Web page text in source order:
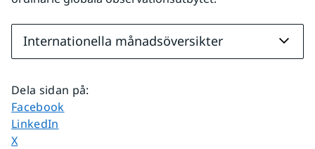
Internationella månadsöversikter
Dela sidan på:
Dela sidan på
Facebook
Dela sidan på
LinkedIn
Dela sidan på
X